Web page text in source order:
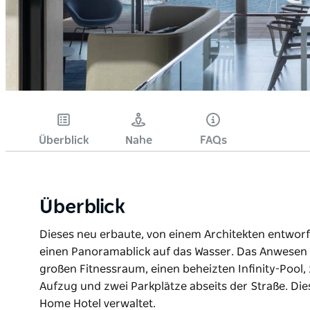
Überblick Nahe FAQs
Überblick
Dieses neu erbaute, von einem Architekten
einen Panoramablick auf das Wasser. Das
großen Fitnessraum, einen beheizten Infinity-
Aufzug und zwei Parkplätze abseits der Straße.
Home Hotel verwaltet.